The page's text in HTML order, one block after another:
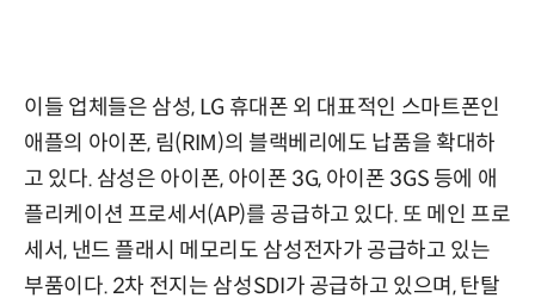
이들 업체들은 삼성, LG 휴대폰 외 대표적인 스마트폰인
애플의 아이폰, 림(RIM)의 블랙베리에도 납품을 확대하
고 있다. 삼성은 아이폰, 아이폰 3G, 아이폰 3GS 등에 애
플리케이션 프로세서(AP)를 공급하고 있다. 또 메인 프로
세서, 낸드 플래시 메모리도 삼성전자가 공급하고 있는
부품이다. 2차 전지는 삼성SDI가 공급하고 있으며, 탄탈